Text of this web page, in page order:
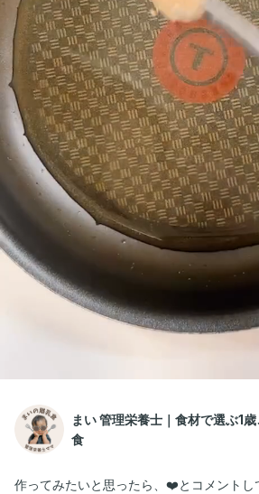
まい 管理栄養士｜食材で選ぶ1
食
作ってみたいと思ったら、❤️とコメントし